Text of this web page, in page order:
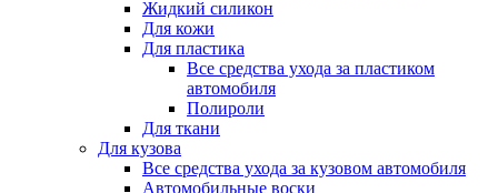
Жидкий силикон
Для кожи
Для пластика
Все средства ухода за пластиком
автомобиля
Полироли
Для ткани
Для кузова
Все средства ухода за кузовом автомобиля
Автомобильные воски